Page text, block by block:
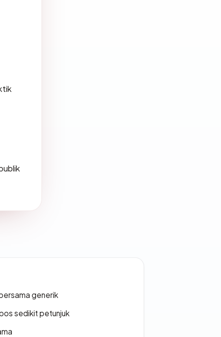
generik
sedikit petunjuk